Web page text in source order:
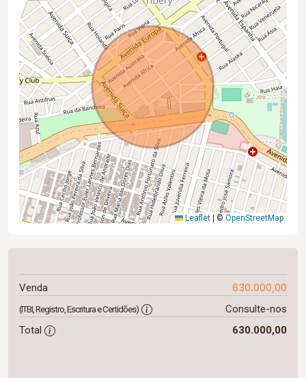
Leaflet © OpenStreetMap
Venda 630.000,00
(ITBI, Registro, Escritura e Certidões)
Consulte-nos
Total
630.000,00